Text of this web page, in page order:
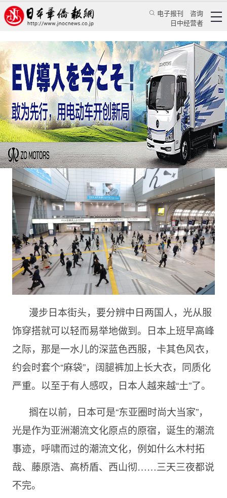
电子报刊
咨询
日中经营者
不是日本埋汰，是我们变化快
蔡晖 日本新闻 社会观察
日本华侨报 2023/2/20 16:33:48
漫步日本街头，要分辨中日两国人，光从服
饰穿搭就可以轻而易举地做到。日本上班早高峰
之际，那是一水儿的深蓝色西服，卡其色风衣，
约会时套个“麻袋”，阔腿裤加上长大衣，同质化
严重。以至于有人感叹，日本人越来越“土”了。
搁在以前，日本可是“东亚圈时尚大当家”，
光是作为亚洲潮流文化原点的原宿，诞生的潮流
事迹，呼啸而过的潮流文化，例如什么木村拓
哉、藤原浩、高桥盾、西山彻……三天三夜都说
不完。